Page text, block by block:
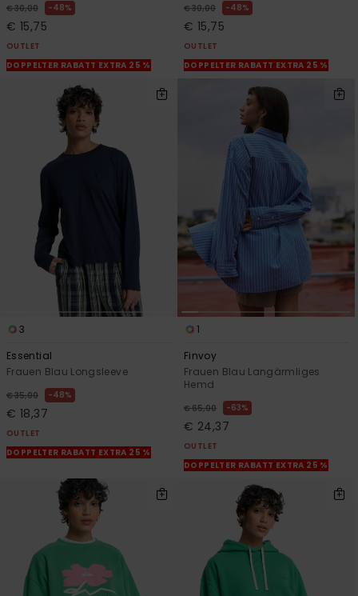
€ 30,00 48%
€ 15,75
OUTLET
DOPPELTER RABATT EXTRA 25 %
€ 30,00 48%
€ 15,75
OUTLET
DOPPELTER RABATT EXTRA 25 %
3
Essential
Frauen Blau Longsleeve
€ 35,00 48%
€ 18,37
OUTLET
DOPPELTER RABATT EXTRA 25 %
1
Finvoy
Frauen Blau Langärmliges
Hemd
€ 65,00 63%
€ 24,37
OUTLET
DOPPELTER RABATT EXTRA 25 %